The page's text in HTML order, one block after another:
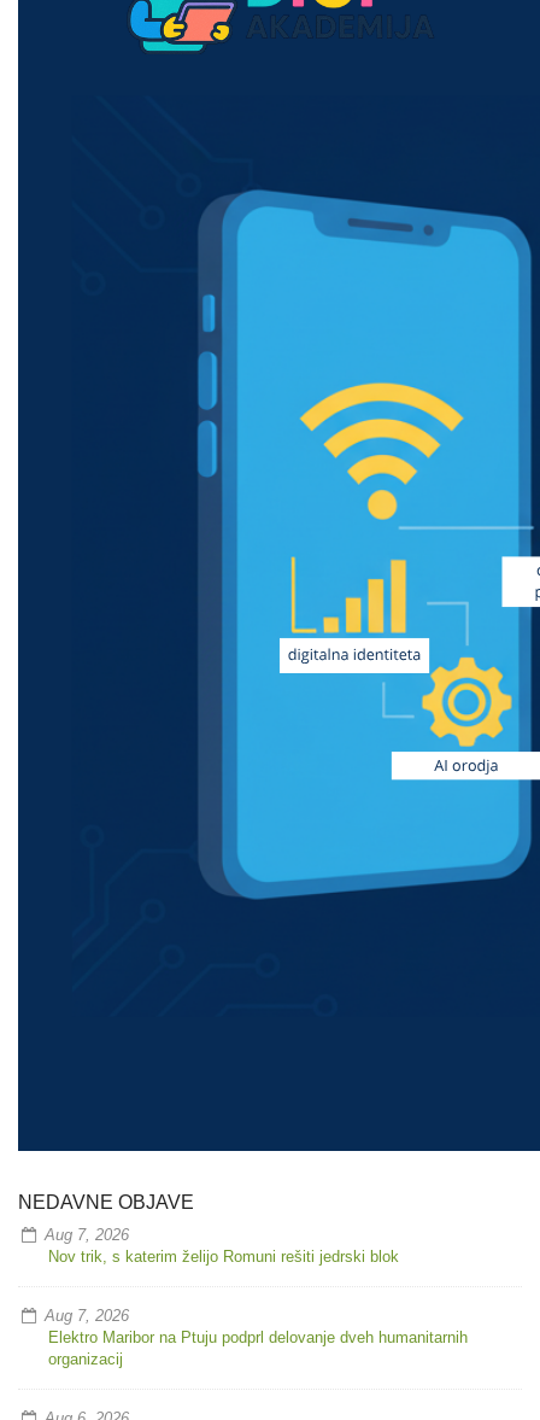
NEDAVNE OBJAVE
Aug 7, 2026
Nov trik, s katerim želijo Romuni rešiti jedrski blok
Aug 7, 2026
Elektro Maribor na Ptuju podprl delovanje dveh humanitarnih
organizacij